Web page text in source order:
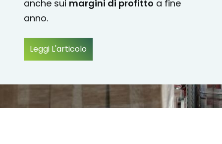
anche sui margini di profitto a fine
anno.
Leggi L'articolo